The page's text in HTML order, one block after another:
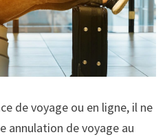
de voyage ou en ligne, il ne
annulation de voyage au